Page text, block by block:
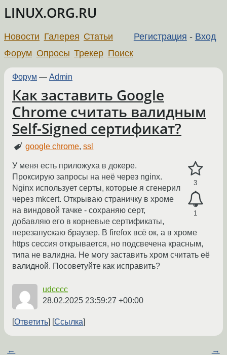
LINUX.ORG.RU
Регистрация - Вход
Новости Галерея Статьи
Форум Опросы Трекер Поиск
Форум — Admin
Как заставить Google
Chrome считать валидным
Self-Signed сертификат?
google chrome,ssl
3
1
У меня есть приложуха в докере.
Проксирую запросы на неё через nginx.
Nginx использует серты, которые я сгенерил
через mkcert. Открываю страничку в хроме
на виндовой тачке - сохраняю серт,
добавляю его в корневые сертификаты,
перезапускаю браузер. В firefox всё ок, а в хроме
https сессия открывается, но подсвечена красным,
типа не валидна. Не могу заставить хром считать её
валидной. Посоветуйте как исправить?
udcccc
28.02.2025 23:59:27 +00:00
Ответить Ссылка
← →